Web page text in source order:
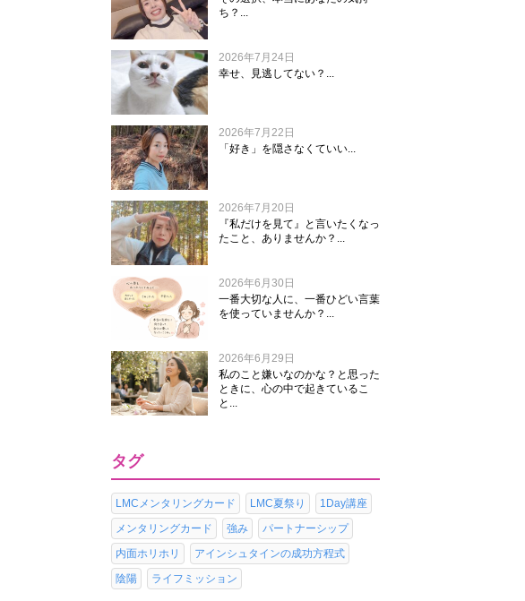
ち？...
2026年7月24日
幸せ、見逃してない？...
2026年7月22日
「好き」を隠さなくていい...
2026年7月20日
『私だけを見て』と言いたくなっ
たこと、ありませんか？...
2026年6月30日
一番大切な人に、一番ひどい言葉
を使っていませんか？...
2026年6月29日
私のこと嫌いなのかな？と思った
ときに、心の中で起きているこ
と...
タグ
LMCメンタリングカード LMC夏祭り
1Day講座
メンタリングカード
強み
パートナーシップ
内面ホリホリ
アインシュタインの成功方程式
陰陽
ライフミッション